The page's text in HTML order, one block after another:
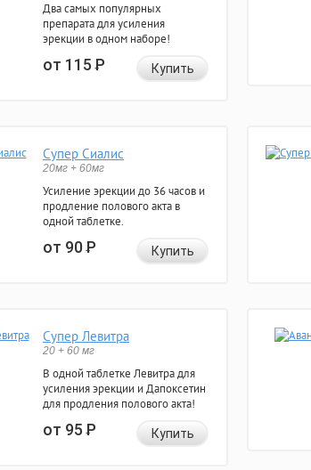
Два самых популярных
препарата для усиления
эрекции в одном наборе!
от 115Р Купить
Супер Сиалис
20мг + 60мг
Усиление эрекции до 36 часов и
продление полового акта в
одной таблетке.
от 90Р Купить
Супер Левитра
20 + 60 мг
В одной таблетке Левитра для
усиления эрекции и Дапоксетин
для продления полового акта!
от 95Р Купить